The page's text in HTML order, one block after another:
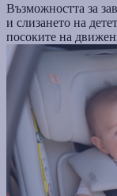
Възможността за
и слизането на
посоките на